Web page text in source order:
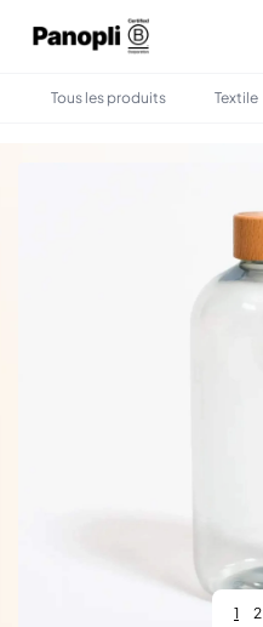
Tous les produits Textile
1 2